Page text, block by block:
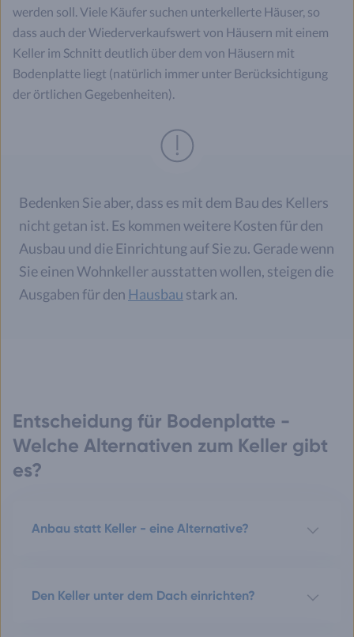
werden soll. Viele Käufer suchen unterkellerte Häuser, so
dass auch der Wiederverkaufswert von Häusern mit einem
Keller im Schnitt deutlich über dem von Häusern mit
Bodenplatte liegt (natürlich immer unter Berücksichtigung
der örtlichen Gegebenheiten).
Bedenken Sie aber, dass es mit dem Bau des Kellers
nicht getan ist. Es kommen weitere Kosten für den
Ausbau und die Einrichtung auf Sie zu. Gerade wenn
Sie einen Wohnkeller ausstatten wollen, steigen die
Ausgaben für den Hausbau stark an.
Entscheidung für Bodenplatte -
Welche Alternativen zum Keller gibt
es?
Anbau statt Keller - eine Alternative?
Den Keller unter dem Dach einrichten?